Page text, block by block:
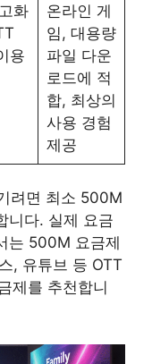
화
용
온라인 게
임, 대용량
파일 다운
로드에 적
합, 최상의
사용 경험
제공
려면 최소 500M
니다. 실제 요금
는 500M 요금제
, 유튜브 등 OTT
제를 추천합니